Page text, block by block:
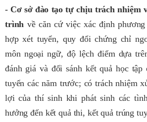
- Cơ sở đào tạo tự chịu trách nhiệm
trình về căn cứ việc xác định
hợp xét tuyển, quy đổi chứng chỉ
môn ngoại ngữ, độ lệch điểm dựa
đánh giá và đối sánh kết quả học tập
tuyển các năm trước; có trách nhiệm
lợi của thí sinh khi phát sinh các
hưởng đến kết quả thi, kết quả trúng